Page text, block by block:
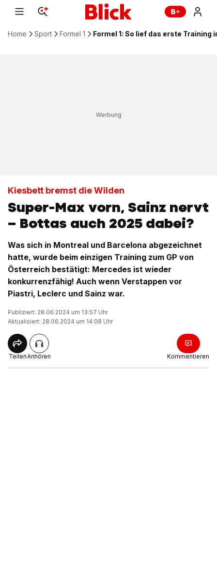
Home Sport Formel 1 Formel 1: So lief das erste Training
Kiesbett bremst die Wilden
Super-Max vorn, Sainz nervt
– Bottas auch 2025 dabei?
Was sich in Montreal und Barcelona abgezeichnet
hatte, wurde beim einzigen Training zum GP von
Österreich bestätigt: Mercedes ist wieder
konkurrenzfähig! Auch wenn Verstappen vor
Piastri, Leclerc und Sainz war.
Publiziert: 28.06.2024 um 13:57 Uhr
Aktualisiert: 28.06.2024 um 14:08 Uhr
TeilenAnhören Kommentieren